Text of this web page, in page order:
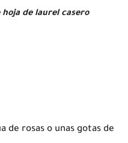
de laurel casero
de rosas o unas gotas de